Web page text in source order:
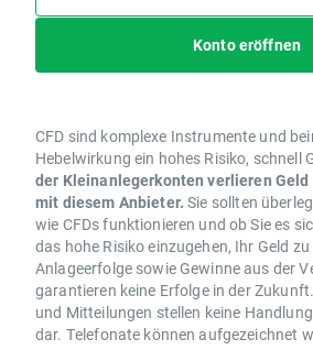
Konto eröffnen
CFD sind komplexe Instrumente und
Hebelwirkung ein hohes Risiko, schnell
der Kleinanlegerkonten verlieren Geld
mit diesem Anbieter. Sie sollten
wie CFDs funktionieren und ob Sie es
das hohe Risiko einzugehen, Ihr Geld zu
Anlageerfolge sowie Gewinne aus der
garantieren keine Erfolge in der
und Mitteilungen stellen keine
dar. Telefonate können aufgezeichnet